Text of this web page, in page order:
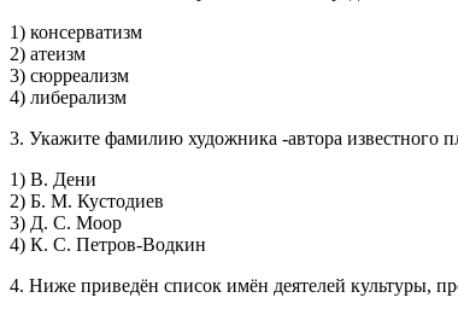
1) консерватизм
2) атеизм
3) сюрреализм
4) либерализм
3. Укажите фамилию художника -автора известного
1) В. Дени
2) Б. М. Кустодиев
3) Д. С. Моор
4) К. С. Петров-Водкин
4. Ниже приведён список имён деятелей культуры,